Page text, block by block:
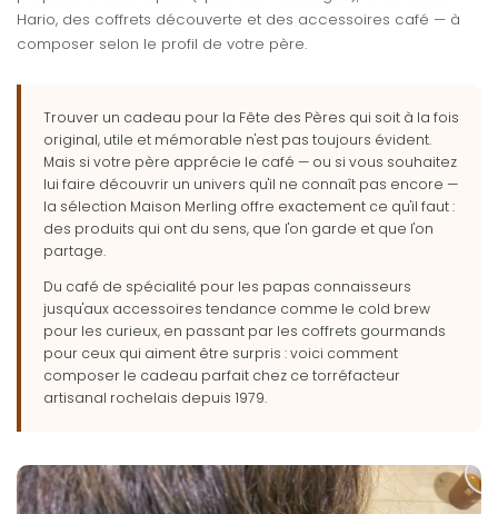
Hario, des coffrets découverte et des accessoires café — à
composer selon le profil de votre père.
Trouver un cadeau pour la Fête des Pères qui soit à la fois
original, utile et mémorable n'est pas toujours évident.
Mais si votre père apprécie le café — ou si vous souhaitez
lui faire découvrir un univers qu'il ne connaît pas encore —
la sélection Maison Merling offre exactement ce qu'il faut :
des produits qui ont du sens, que l'on garde et que l'on
partage.
Du café de spécialité pour les papas connaisseurs
jusqu'aux accessoires tendance comme le cold brew
pour les curieux, en passant par les coffrets gourmands
pour ceux qui aiment être surpris : voici comment
composer le cadeau parfait chez ce torréfacteur
artisanal rochelais depuis 1979.